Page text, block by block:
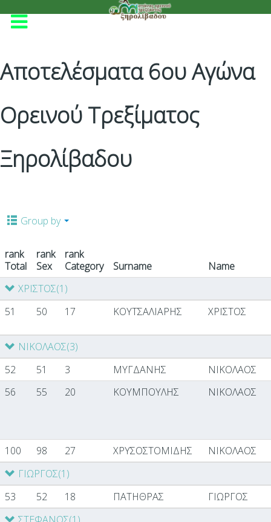
Αποτελέσματα 6ου Αγώνα
Ορεινού Τρεξίματος
Ξηρολίβαδου
Group by
rank
Total
rank
Sex
rank
Category
Surname
Name
ΧΡΙΣΤΟΣ(1)
51
50 17 ΚΟΥΤΣΑΛΙΑΡΗΣ ΧΡΙΣΤΟΣ
ΝΙΚΟΛΑΟΣ(3)
52
51 3 ΜΥΓΔΑΝΗΣ
ΝΙΚΟΛΑΟΣ
56
55 20 ΚΟΥΜΠΟΥΛΗΣ ΝΙΚΟΛΑΟΣ
100 98 27 ΧΡΥΣΟΣΤΟΜΙΔΗΣ
ΝΙΚΟΛΑΟΣ
ΓΙΩΡΓΟΣ(1)
53
52 18 ΠΑΤΗΘΡΑΣ
ΓΙΩΡΓΟΣ